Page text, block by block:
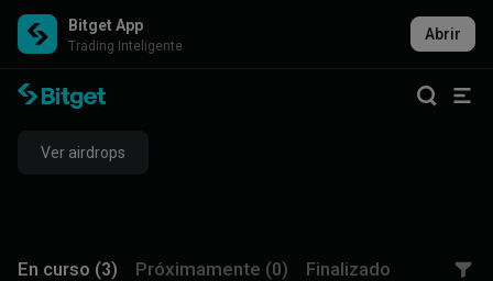
Bitget App
Trading Inteligente
Abrir
Ver airdrops
En curso (3) Próximamente (0) Finalizado